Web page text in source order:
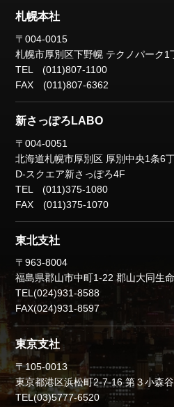
札幌本社
〒004-0015
札幌市厚別区下野幌 テクノパーク1
TEL (011)807-1100
FAX (011)807-6362
新さっぽろLABO
〒004-0051
北海道札幌市厚別区 厚別中央1条6
D-スクエア新さっぽろ4F
TEL (011)375-1080
FAX (011)375-1070
東北支社
〒963-8004
福島県郡山市中町1-22郡山大同生
TEL(024)931-8588
FAX(024)931-8597
東京支社
〒105-0013
東京都港区浜松町2-7-16第３小森
TEL(03)5777-6520